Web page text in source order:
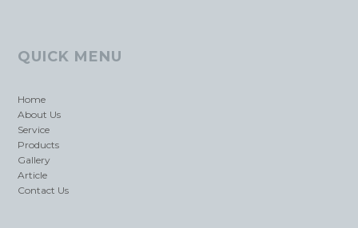
QUICK MENU
Home
About Us
Service
Products
Gallery
Article
Contact Us